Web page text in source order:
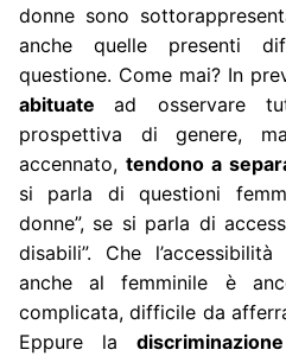
donne sono
anche quelle presenti
questione. Come mai? In
abituatead osservare
prospettiva di genere,
accennato, tendono a
si parla di questioni
donne”, se si parla di
disabili”. Che
anche al femminile è
complicata, difficile da
Eppure la